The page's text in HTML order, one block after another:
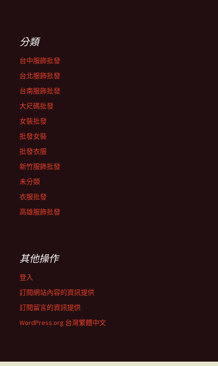
分類
台中服飾批發
台北服飾批發
台南服飾批發
大尺碼批發
女裝批發
批發女裝
批發衣服
新竹服飾批發
未分類
衣服批發
高雄服飾批發
其他操作
登入
訂閱網站內容的資訊提供
訂閱留言的資訊提供
WordPress.org 台灣繁體中文